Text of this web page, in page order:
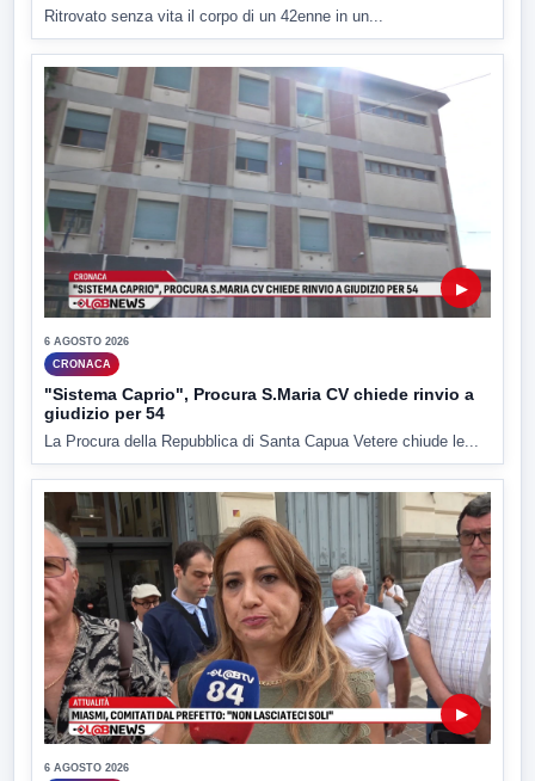
Ritrovato senza vita il corpo di un 42enne in un...
▶
6 AGOSTO 2026
CRONACA
"Sistema Caprio", Procura S.Maria CV chiede rinvio a
giudizio per 54
La Procura della Repubblica di Santa Capua Vetere chiude le...
▶
6 AGOSTO 2026